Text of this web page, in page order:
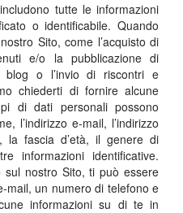
tutte le informazioni
o identificabile. Quando
Sito, come l’acquisto di
e/o la pubblicazione di
o l’invio di riscontri e
chiederti di fornire alcune
di dati personali possono
l’indirizzo e-mail, l’indirizzo
la fascia d’età, il genere di
informazioni identificative.
nostro Sito, ti può essere
mail, un numero di telefono e
informazioni su di te in